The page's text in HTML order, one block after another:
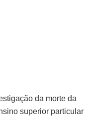
da morte da
superior particular